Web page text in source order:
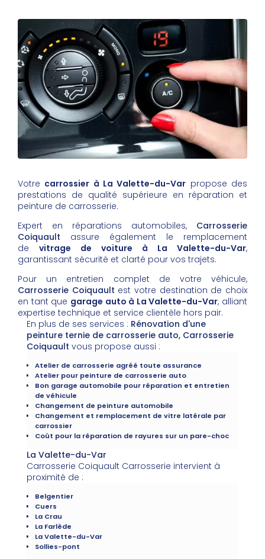
Votre carrossier à La Valette-du-Var propose des
prestations de qualité supérieure en réparation et
peinture de carrosserie.
Expert en réparations automobiles, Carrosserie
Coiquault assure également le remplacement
de vitrage de voiture à La Valette-du-Var,
garantissant sécurité et clarté pour vos trajets.
Pour un entretien complet de votre véhicule,
Carrosserie Coiquault est votre destination de choix
en tant que garage auto à La Valette-du-Var, alliant
expertise technique et service clientèle hors pair.
En plus de ses services : Rénovation d'une
peinture ternie de carrosserie auto, Carrosserie
Coiquault vous propose aussi :
Atelier de carrosserie agréé toute assurance
Atelier pour peinture de carrosserie auto
Bon garage automobile pour réparation et entretien
de véhicule
Changement de peinture automobile
Changement et remplacement de vitre latérale par
carrossier
Coût pour la réparation de rayures sur un pare-choc
La Valette-du-Var
Carrosserie Coiquault Carrosserie intervient à
proximité de :
Belgentier
Cuers
La Crau
La Farlède
La Valette-du-Var
Sollies-pont